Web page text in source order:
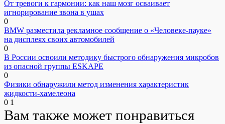
От тревоги к гармонии: как наш мозг осваивает
игнорирование звона в ушах
0
BMW разместила рекламное сообщение о «Человеке-пауке»
на дисплеях своих автомобилей
0
В России освоили методику быстрого обнаружения микробов
из опасной группы ESKAPE
0
Физики обнаружили метод изменения характеристик
жидкости-хамелеона
0 1
Вам также может понравиться